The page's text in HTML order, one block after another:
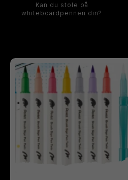
Kan du stole på
whiteboardpennen din?